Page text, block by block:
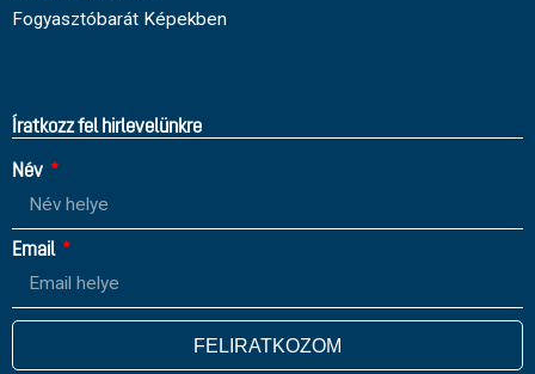
Fogyasztóbarát Képekben
Íratkozz fel hirlevelünkre
Név
Email
FELIRATKOZOM